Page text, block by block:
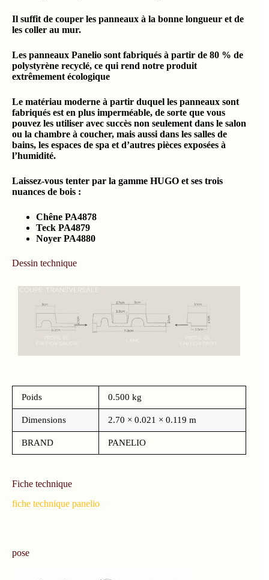
Il suffit de couper les panneaux à la bonne longueur et de
les coller au mur.
Les panneaux Panelio sont fabriqués à partir de 80 % de
polystyrène recyclé, ce qui rend notre produit
extrêmement écologique
Le matériau moderne à partir duquel les panneaux sont
fabriqués est en plus imperméable, de sorte que vous
pouvez les utiliser avec succès non seulement dans le salon
ou la chambre à coucher, mais aussi dans les salles de
bains, les espaces de spa et d’autres pièces exposées à
l’humidité.
Laissez-vous tenter par la gamme HUGO et ses trois
nuances de bois :
Chêne PA4878
Teck PA4879
Noyer PA4880
Dessin technique
Poids 0.500 kg
Dimensions 2.70 × 0.021 × 0.119 m
BRAND PANELIO
Fiche technique
fiche technique panelio
pose